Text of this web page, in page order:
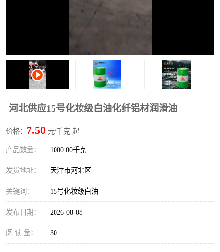
河北供应15号化妆级白油化纤铝材润滑油
价格： 7.50 元/千克 起
产品数量： 1000.00千克
发货地址： 天津市河北区
关键词： 15号化妆级白油
发布日期： 2026-08-08
阅 读 量： 30